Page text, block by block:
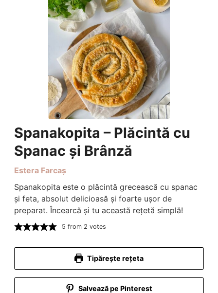
Spanakopita – Plăcintă cu
Spanac și Brânză
Estera Farcaș
Spanakopita este o plăcintă grecească cu spanac
și feta, absolut delicioasă și foarte ușor de
preparat. Încearcă și tu această rețetă simplă!
5 from 2 votes
Tipărește rețeta
Salvează pe Pinterest